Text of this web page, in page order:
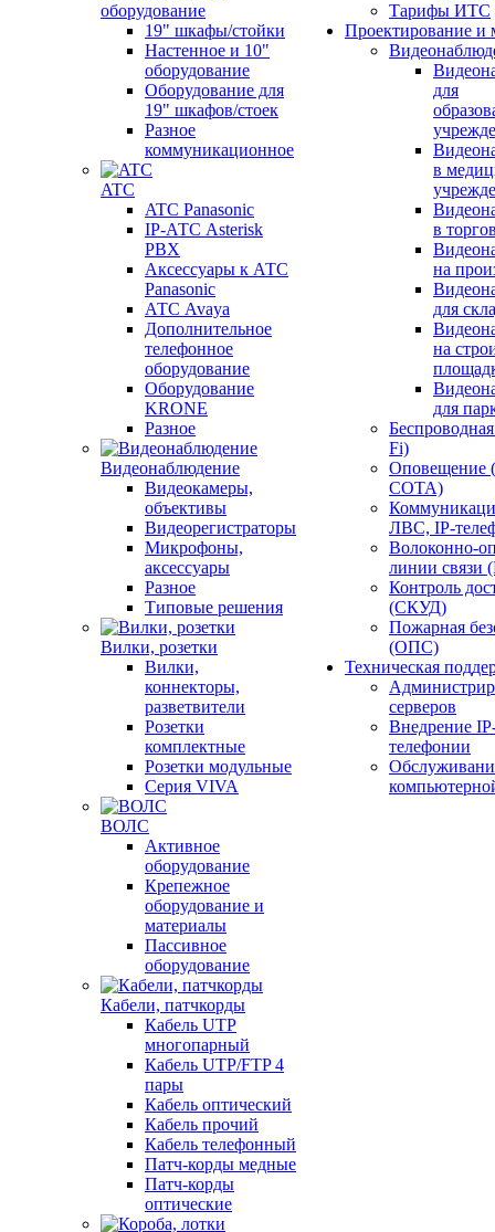
оборудование
19" шкафы/стойки
Настенное и 10"
оборудование
Оборудование для
19" шкафов/стоек
Разное
коммуникационное
ATC
ATC Panasonic
IP-АТС Asterisk
PBX
Аксессуары к АТС
Panasonic
АТС Avaya
Дополнительное
телефонное
оборудование
Оборудование
KRONE
Разное
Видеонаблюдение
Видеокамеры,
объективы
Видеорегистраторы
Микрофоны,
аксессуары
Разное
Типовые решения
Вилки, розетки
Вилки,
коннекторы,
разветвители
Розетки
комплектные
Розетки модульные
Серия VIVA
ВОЛС
Активное
оборудование
Крепежное
оборудование и
материалы
Пассивное
оборудование
Кабели, патчкорды
Кабель UTP
многопарный
Кабель UTP/FTP 4
пары
Кабель оптический
Кабель прочий
Кабель телефонный
Патч-корды медные
Патч-корды
оптические
Тарифы ИТС
Проектирование и
для
в
в
на
для
на
для
Fi)
СОТА)
ЛВС, IP-
Волоконно-
линии
Контроль
(СКУД)
Пожарная
(ОПС)
Техническая
серверов
Внедрение
телефонии